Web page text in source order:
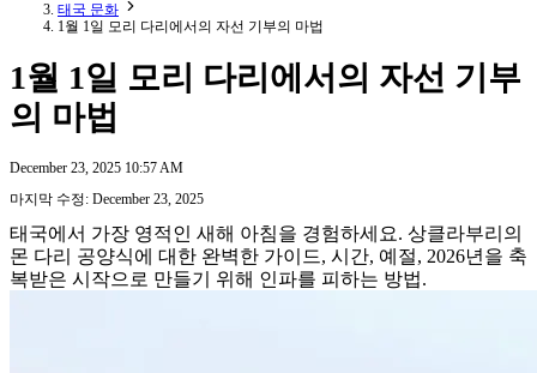
태국 문화
1월 1일 모리 다리에서의 자선 기부의 마법
1월 1일 모리 다리에서의 자선 기부
의 마법
December 23, 2025 10:57 AM
마지막 수정: December 23, 2025
태국에서 가장 영적인 새해 아침을 경험하세요. 상클라부리의
몬 다리 공양식에 대한 완벽한 가이드, 시간, 예절, 2026년을 축
복받은 시작으로 만들기 위해 인파를 피하는 방법.